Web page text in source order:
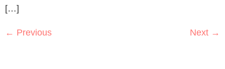
[…]
← Previous Next →